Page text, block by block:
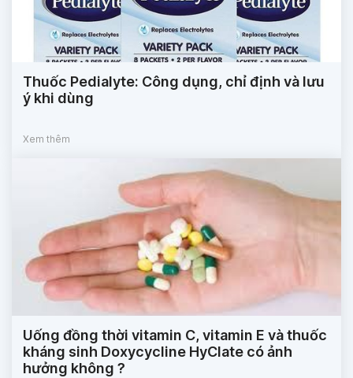
Thuốc Pedialyte: Công dụng, chỉ định và lưu
ý khi dùng
Xem thêm
Uống đồng thời vitamin C, vitamin E và thuốc
kháng sinh Doxycycline HyClate có ảnh
hưởng không ?